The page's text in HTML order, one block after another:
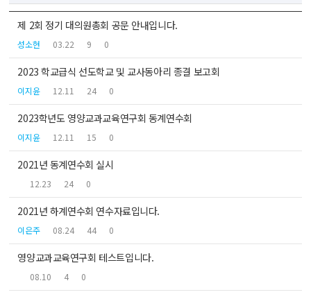
색
분
류
선
택
색
기
제 2회 정기 대의원총회 공문 안내입니다.
성소현 03.22 9 0
2023 학교급식 선도학교 및 교사동아리 종결 보고회
이지윤 12.11 24 0
2023학년도 영양교과교육연구회 동계연수회
이지윤 12.11 15 0
2021년 동계연수회 실시
12.23 24 0
2021년 하계연수회 연수자료입니다.
이은주 08.24 44 0
영양교과교육연구회 테스트입니다.
08.10 4 0